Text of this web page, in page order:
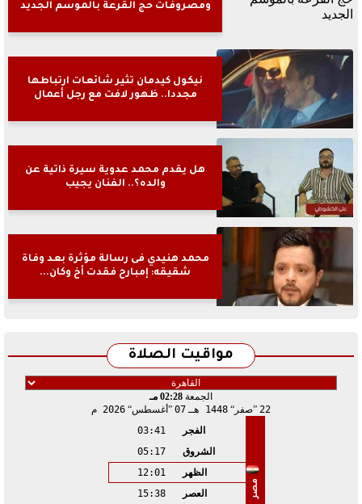
ومصروفات حج القرعة بالموسم الجديد
نيكول كيدمان تثير شائعات ارتباطها
مجددا.. ظهور لافت مع رجل أعمال
هل يقدم محمد عدوية سيرة ذاتية عن
والده؟.. الفنان يجيب
محمد هنيدي فى رسالة مؤثرة بعد وفاة
شقيقه: إمبارح فقدت أخ وكان...
مواقيت الصلاة
الجمعة 02:28 مـ
22 صفر 1448 هـ 07 أغسطس 2026 م
مصر
الفجر
03:41
الشروق
05:17
الظهر
12:01
العصر
15:38